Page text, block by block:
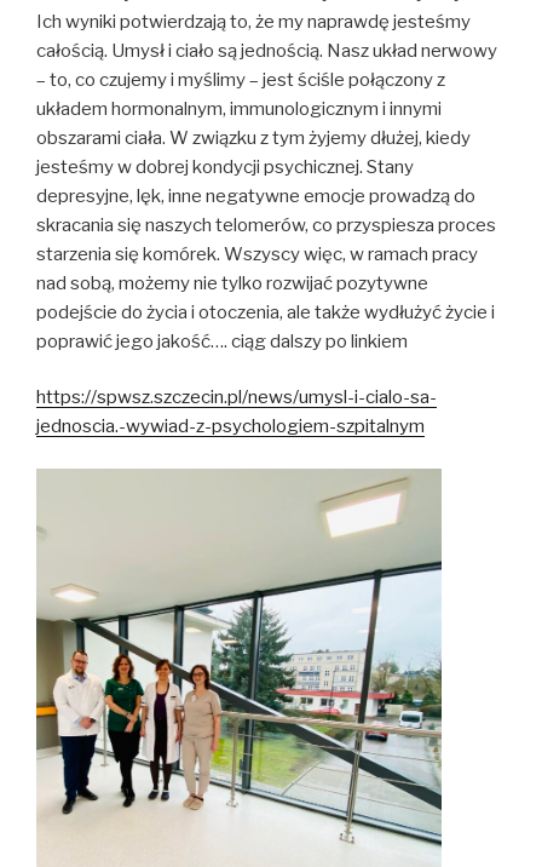
Ich wyniki potwierdzają to, że my naprawdę jesteśmy
całością. Umysł i ciało są jednością. Nasz układ nerwowy
– to, co czujemy i myślimy – jest ściśle połączony z
układem hormonalnym, immunologicznym i innymi
obszarami ciała. W związku z tym żyjemy dłużej, kiedy
jesteśmy w dobrej kondycji psychicznej. Stany
depresyjne, lęk, inne negatywne emocje prowadzą do
skracania się naszych telomerów, co przyspiesza proces
starzenia się komórek. Wszyscy więc, w ramach pracy
nad sobą, możemy nie tylko rozwijać pozytywne
podejście do życia i otoczenia, ale także wydłużyć życie i
poprawić jego jakość…. ciąg dalszy po linkiem
https://spwsz.szczecin.pl/news/umysl-i-cialo-sa-
jednoscia.-wywiad-z-psychologiem-szpitalnym